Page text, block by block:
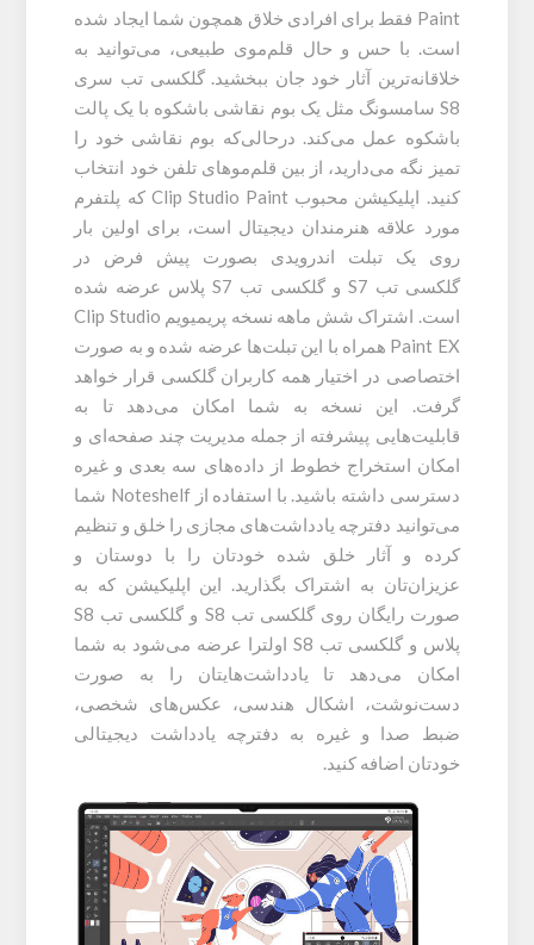
Paint فقط برای افرادی خلاق همچون شما ایجاد شده
است. با حس و حال قلم‌موی طبیعی، می‌توانید به
خلاقانه‌ترین آثار خود جان ببخشید. گلکسی تب سری
S8 سامسونگ مثل یک بوم نقاشی باشکوه با یک پالت
باشکوه عمل می‌کند. درحالی‌که بوم نقاشی خود را
تمیز نگه می‌دارید، از بین قلم‌موهای تلفن خود انتخاب
کنید. اپلیکیشن محبوب Clip Studio Paint که پلتفرم
مورد علاقه هنرمندان دیجیتال است، برای اولین بار
روی یک تبلت اندرویدی بصورت پیش فرض در
گلکسی تب S7 و گلکسی تب S7 پلاس عرضه شده
است. اشتراک شش ماهه نسخه پریمیویم Clip Studio
Paint EX همراه با این تبلت‌ها عرضه شده و به صورت
اختصاصی در اختیار همه کاربران گلکسی قرار خواهد
گرفت. این نسخه به شما امکان می‌دهد تا به
قابلیت‌هایی پیشرفته از جمله مدیریت چند صفحه‌ای و
امکان استخراج خطوط از داده‌های سه بعدی و غیره
دسترسی داشته باشید. با استفاده از Noteshelf شما
می‌توانید دفترچه یادداشت‌های مجازی را خلق و تنظیم
کرده و آثار خلق شده خودتان را با دوستان و
عزیزان‌تان به اشتراک بگذارید. این اپلیکیشن‌ که به
صورت رایگان روی گلکسی تب S8 و گلکسی تب S8
پلاس و گلکسی تب S8 اولترا عرضه می‌‎شود به شما
امکان می‌دهد تا یادداشت‌هایتان را به صورت
دست‌نوشت، اشکال هندسی، عکس‌های شخصی،
ضبط صدا و غیره به دفترچه یادداشت دیجیتالی
خودتان اضافه کنید.